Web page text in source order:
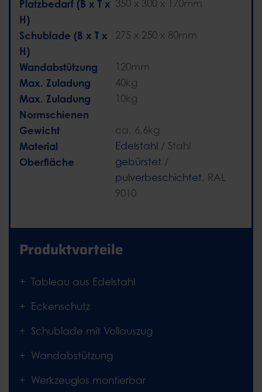
Platzbedarf (B x T x
H)
350 x 300 x 170mm
Schublade (B x T x
H)
275 x 250 x 80mm
Wandabstützung 120mm
Max. Zuladung 40kg
Max. Zuladung
Normschienen
10kg
Gewicht ca. 6,6kg
Material Edelstahl / Stahl
Oberfläche gebürstet /
pulverbeschichtet, RAL
9010
Produktvorteile
Tableau aus Edelstahl
Eckenschutz
Schublade mit Vollauszug
Wandabstützung
Werkzeuglos montierbar